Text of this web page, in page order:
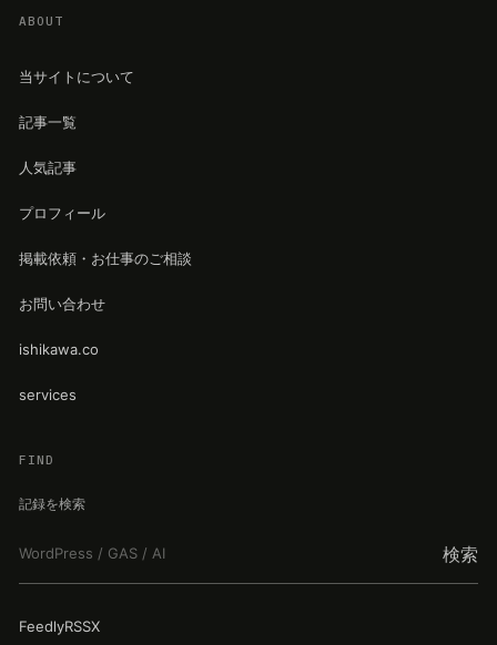
ABOUT
当サイトについて
記事一覧
人気記事
プロフィール
掲載依頼・お仕事のご相談
お問い合わせ
ishikawa.co
services
FIND
記録を検索
検索
FeedlyRSSX